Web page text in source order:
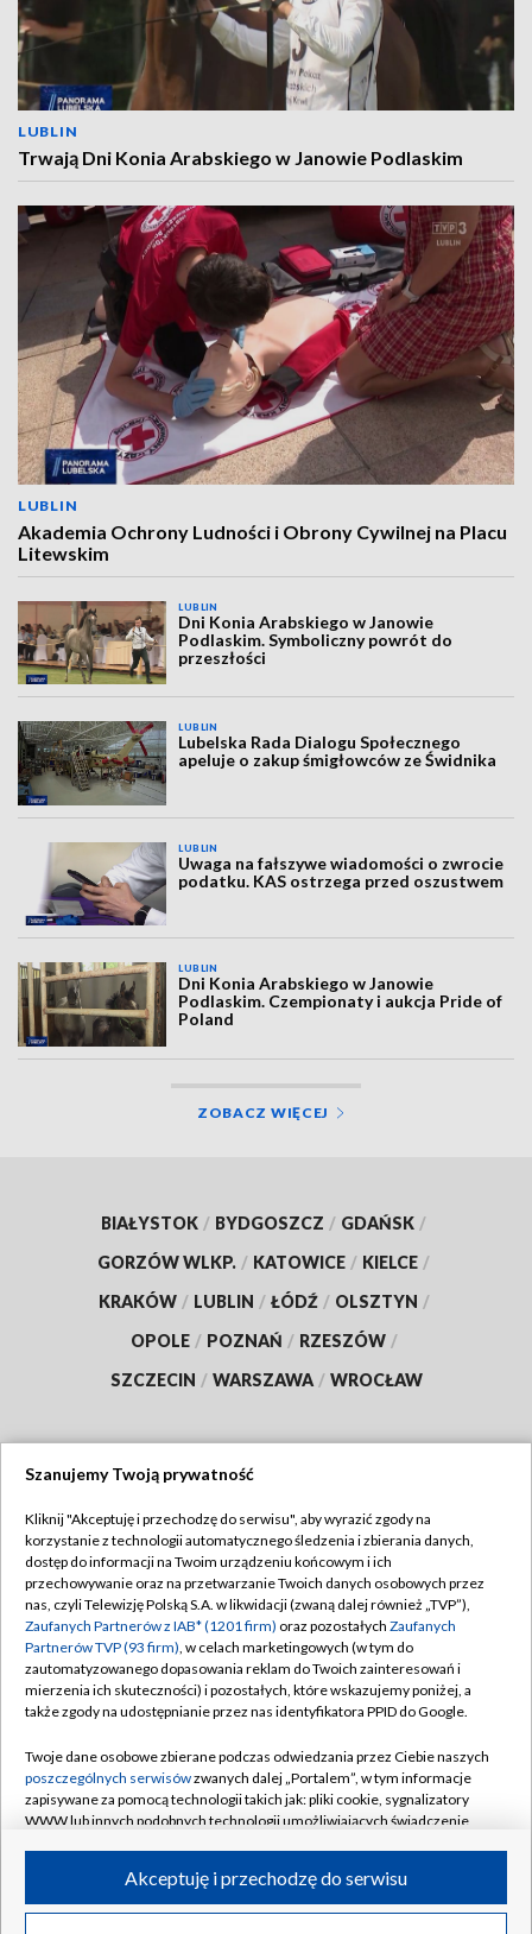
LUBLIN
Trwają Dni Konia Arabskiego w Janowie Podlaskim
LUBLIN
Akademia Ochrony Ludności i Obrony Cywilnej na Placu
Litewskim
LUBLIN
Dni Konia Arabskiego w Janowie
Podlaskim. Symboliczny powrót do
przeszłości
LUBLIN
Lubelska Rada Dialogu Społecznego
apeluje o zakup śmigłowców ze Świdnika
LUBLIN
Uwaga na fałszywe wiadomości o zwrocie
podatku. KAS ostrzega przed oszustwem
LUBLIN
Dni Konia Arabskiego w Janowie
Podlaskim. Czempionaty i aukcja Pride of
Poland
ZOBACZ WIĘCEJ
BIAŁYSTOK / BYDGOSZCZ / GDAŃSK /
GORZÓW WLKP. / KATOWICE / KIELCE /
KRAKÓW / LUBLIN / ŁÓDŹ / OLSZTYN /
OPOLE / POZNAŃ / RZESZÓW /
SZCZECIN / WARSZAWA / WROCŁAW
TVP
Abonament TVP
Emisja w TVP
Centrum informacji TVP
Naziemna Telewizja Cyfrowa
Rada Programowa
System NOS
Informacje o nadawcy
Program dla prasy
Regulamin TVP
Polityka prywatności
Moje zgody
Pomoc
Kontakt
Kanały
©2026 Telewizja Polska S.A. w likwidacji
Szanujemy Twoją prywatność
Kliknij "Akceptuję i przechodzę do serwisu", aby wyrazić zgody na
korzystanie z technologii automatycznego śledzenia i zbierania danych,
dostęp do informacji na Twoim urządzeniu końcowym i ich
przechowywanie oraz na przetwarzanie Twoich danych osobowych przez
nas, czyli Telewizję Polską S.A. w likwidacji (zwaną dalej również „TVP”),
Zaufanych Partnerów z IAB* (1201 firm) oraz pozostałych Zaufanych
Partnerów TVP (93 firm), w celach marketingowych (w tym do
zautomatyzowanego dopasowania reklam do Twoich zainteresowań i
mierzenia ich skuteczności) i pozostałych, które wskazujemy poniżej, a
także zgody na udostępnianie przez nas identyfikatora PPID do Google.
Twoje dane osobowe zbierane podczas odwiedzania przez Ciebie naszych
poszczególnych serwisówzwanych dalej „Portalem”, w tym informacje
zapisywane za pomocą technologii takich jak: pliki cookie, sygnalizatory
WWW lub innych podobnych technologii umożliwiających świadczenie
ruchu w Internecie.Akceptuję i przechodzę do serwisu